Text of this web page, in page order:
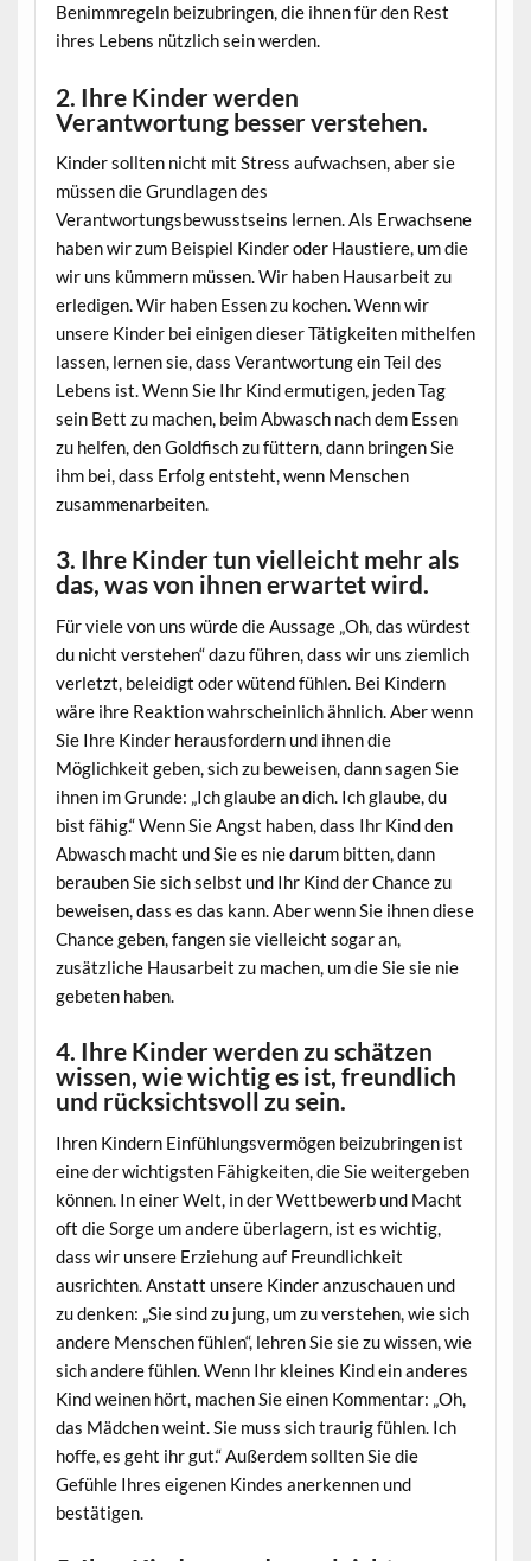
Benimmregeln beizubringen, die ihnen für den Rest
ihres Lebens nützlich sein werden.
2. Ihre Kinder werden
Verantwortung besser verstehen.
Kinder sollten nicht mit Stress aufwachsen, aber sie
müssen die Grundlagen des
Verantwortungsbewusstseins lernen. Als Erwachsene
haben wir zum Beispiel Kinder oder Haustiere, um die
wir uns kümmern müssen. Wir haben Hausarbeit zu
erledigen. Wir haben Essen zu kochen. Wenn wir
unsere Kinder bei einigen dieser Tätigkeiten mithelfen
lassen, lernen sie, dass Verantwortung ein Teil des
Lebens ist. Wenn Sie Ihr Kind ermutigen, jeden Tag
sein Bett zu machen, beim Abwasch nach dem Essen
zu helfen, den Goldfisch zu füttern, dann bringen Sie
ihm bei, dass Erfolg entsteht, wenn Menschen
zusammenarbeiten.
3. Ihre Kinder tun vielleicht mehr als
das, was von ihnen erwartet wird.
Für viele von uns würde die Aussage „Oh, das würdest
du nicht verstehen“ dazu führen, dass wir uns ziemlich
verletzt, beleidigt oder wütend fühlen. Bei Kindern
wäre ihre Reaktion wahrscheinlich ähnlich. Aber wenn
Sie Ihre Kinder herausfordern und ihnen die
Möglichkeit geben, sich zu beweisen, dann sagen Sie
ihnen im Grunde: „Ich glaube an dich. Ich glaube, du
bist fähig.“ Wenn Sie Angst haben, dass Ihr Kind den
Abwasch macht und Sie es nie darum bitten, dann
berauben Sie sich selbst und Ihr Kind der Chance zu
beweisen, dass es das kann. Aber wenn Sie ihnen diese
Chance geben, fangen sie vielleicht sogar an,
zusätzliche Hausarbeit zu machen, um die Sie sie nie
gebeten haben.
4. Ihre Kinder werden zu schätzen
wissen, wie wichtig es ist, freundlich
und rücksichtsvoll zu sein.
Ihren Kindern Einfühlungsvermögen beizubringen ist
eine der wichtigsten Fähigkeiten, die Sie weitergeben
können. In einer Welt, in der Wettbewerb und Macht
oft die Sorge um andere überlagern, ist es wichtig,
dass wir unsere Erziehung auf Freundlichkeit
ausrichten. Anstatt unsere Kinder anzuschauen und
zu denken: „Sie sind zu jung, um zu verstehen, wie sich
andere Menschen fühlen“, lehren Sie sie zu wissen, wie
sich andere fühlen. Wenn Ihr kleines Kind ein anderes
Kind weinen hört, machen Sie einen Kommentar: „Oh,
das Mädchen weint. Sie muss sich traurig fühlen. Ich
hoffe, es geht ihr gut.“ Außerdem sollten Sie die
Gefühle Ihres eigenen Kindes anerkennen und
bestätigen.